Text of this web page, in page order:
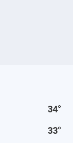
34°
33°